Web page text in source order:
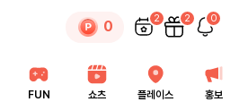
0 2 2 0
FUN 쇼츠 플레이스 홍보